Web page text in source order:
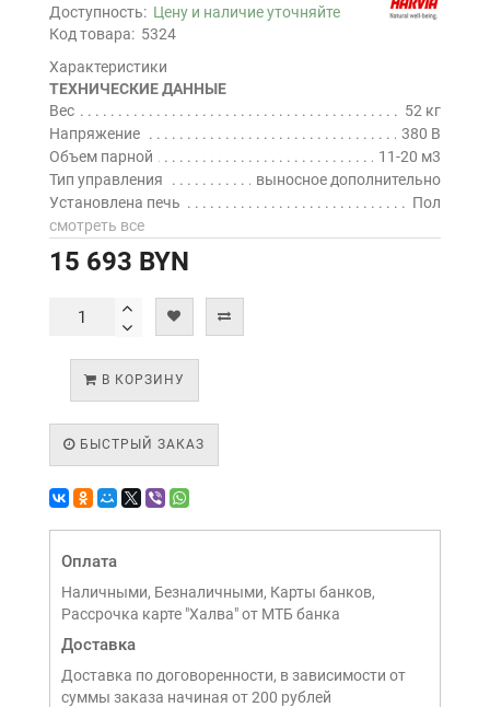
Доступность: Цену и наличие уточняйте
Код товара: 5324
Характеристики
ТЕХНИЧЕСКИЕ ДАННЫЕ
Вес
52 кг
Напряжение
380 В
Объем парной
11-20 м3
Тип управления
выносное дополнительно
Установлена печь
Пол
смотреть все
15 693 BYN
В КОРЗИНУ
БЫСТРЫЙ ЗАКАЗ
Оплата
Наличными, Безналичными, Карты банков,
Рассрочка карте "Халва" от МТБ банка
Доставка
Доставка по договоренности, в зависимости от
суммы заказа начиная от 200 рублей